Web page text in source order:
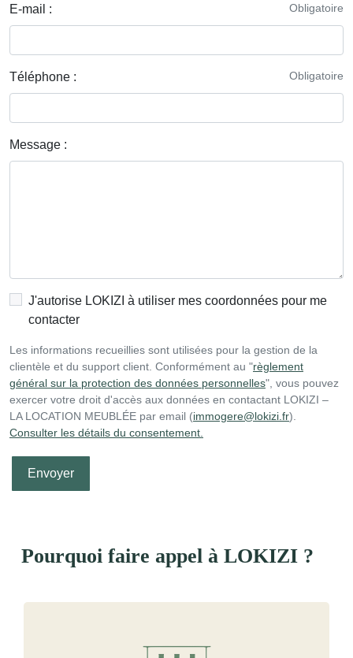
Obligatoire
E-mail :
Obligatoire
Téléphone :
Message :
J'autorise LOKIZI à utiliser mes coordonnées pour me
contacter
Les informations recueillies sont utilisées pour la gestion de la
clientèle et du support client. Conformément au "règlement
général sur la protection des données personnelles", vous pouvez
exercer votre droit d'accès aux données en contactant LOKIZI –
LA LOCATION MEUBLÉE par email (immogere@lokizi.fr).
Consulter les détails du consentement.
Pourquoi faire appel à LOKIZI ?